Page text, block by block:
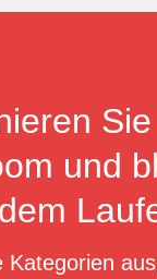
und
Kategorien